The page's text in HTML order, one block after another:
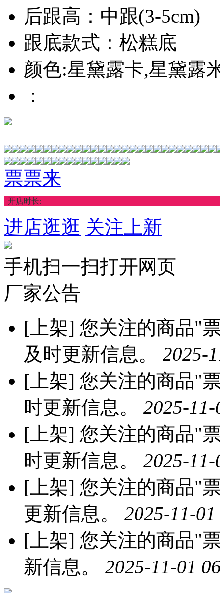
后跟高：中跟(3-5cm)
跟底款式：松糕底
颜色:星黛露卡,星黛露
：
票票来
开店时长:
进店逛逛 关注上新
手机扫一扫打开网页
厂家公告
[上架] 您关注的商品"
及时更新信息。 2025-
[上架] 您关注的商品"
时更新信息。 2025-
[上架] 您关注的商品"
时更新信息。 2025-
[上架] 您关注的商品"
更新信息。 2025-11-
[上架] 您关注的商品"
新信息。 2025-11-01